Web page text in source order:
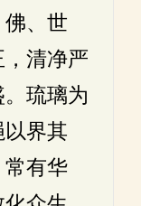
、世
清净严
琉璃为
界其
常有华